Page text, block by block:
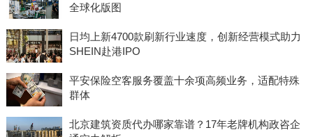
全球化版图
日均上新4700款刷新行业速度，创新经营模式助力
SHEIN赴港IPO
平安保险空客服务覆盖十余项高频业务，适配特殊
群体
北京建筑资质代办哪家靠谱？17年老牌机构政咨企